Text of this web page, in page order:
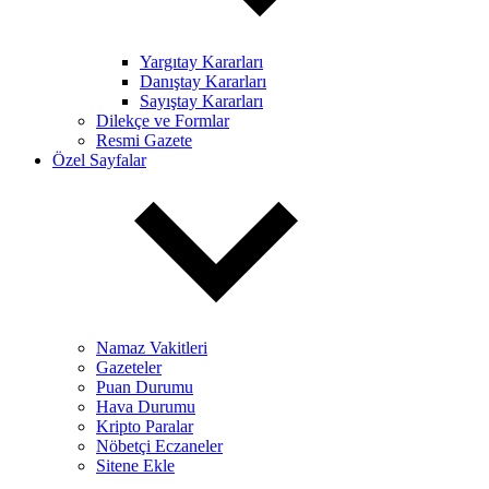
Yargıtay Kararları
Danıştay Kararları
Sayıştay Kararları
Dilekçe ve Formlar
Resmi Gazete
Özel Sayfalar
Namaz Vakitleri
Gazeteler
Puan Durumu
Hava Durumu
Kripto Paralar
Nöbetçi Eczaneler
Sitene Ekle